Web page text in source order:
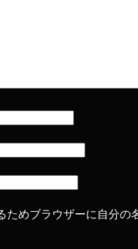
ためブラウザーに自分の